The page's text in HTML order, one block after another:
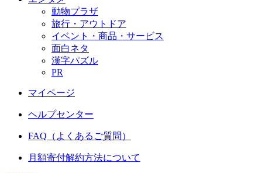
動物プラザ
旅行・アウトドア
イベント・商品・サービス
面白ネタ
漢字パズル
PR
マイページ
ヘルプセンター
FAQ（よくあるご質問）
月額寄付解約方法について